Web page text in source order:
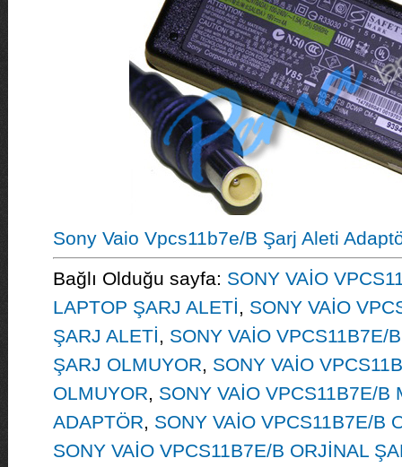
Sony Vaio Vpcs11b7e/B Şarj Aleti
Bağlı Olduğu sayfa: SONY VAİO
LAPTOP ŞARJ ALETİ, SONY VAİO
ŞARJ ALETİ, SONY VAİO VPCS11B7E/
ŞARJ OLMUYOR, SONY VAİO
OLMUYOR, SONY VAİO VPCS11B7E/B
ADAPTÖR, SONY VAİO VPCS11B7E/B
SONY VAİO VPCS11B7E/B ORJİNAL